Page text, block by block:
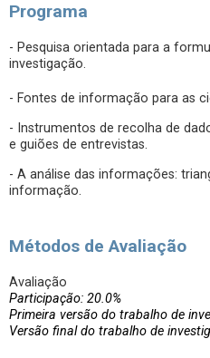
Programa
- Pesquisa orientada para a
investigação.
- Fontes de informação para as
- Instrumentos de recolha de
e guiões de entrevistas.
- A análise das informações:
informação.
Métodos de Avaliação
Avaliação
Participação: 20.0%
Primeira versão do trabalho de
Versão final do trabalho de